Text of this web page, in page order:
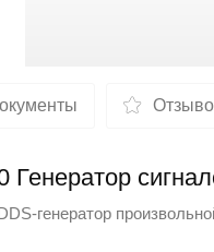
генератор